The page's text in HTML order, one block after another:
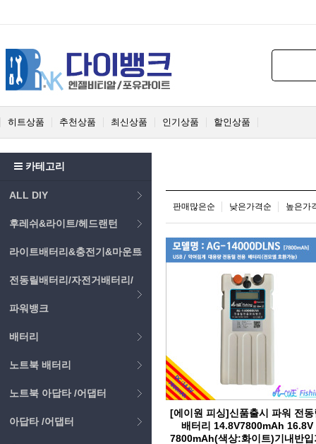
히트상품 추천상품 최신상품 인기상품 할인상품
카테고리
ALL DIY
후레쉬&라이트/헤드랜턴
라이트배터리&충전기&마운트
전동릴배터리/자전거배터리/
파워뱅크
배터리
노트북 배터리
노트북 아답타 /어댑터
아답타 /어댑터
판매많은순 낮은가격순 높은가
[에이원 피싱]신품출시 파워 전동
배터리 14.8V7800mAh 16.8V
7800mAh(색상:화이트)기내반입